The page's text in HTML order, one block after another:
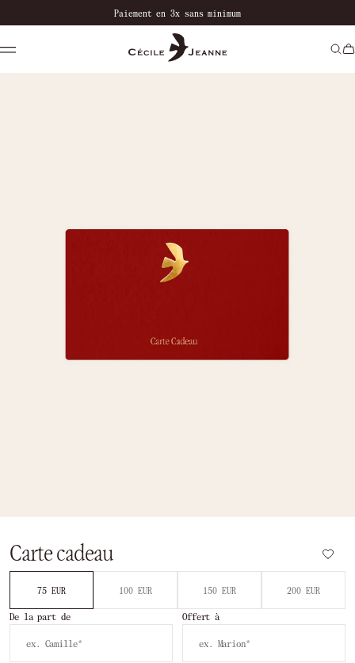
Paiement en 3x sans minimum
Carte cadeau
75 EUR 100 EUR 150 EUR 200 EUR
De la part de Offert à